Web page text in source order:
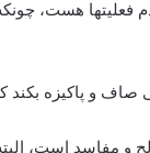
فعلیتها هست،
و پاکیزه بکند
و مفاسد است،